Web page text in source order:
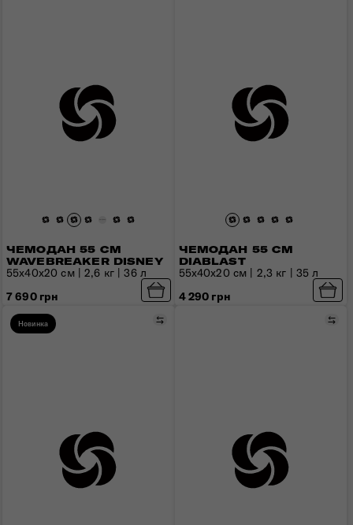
ЧЕМОДАН 55 СМ
WAVEBREAKER DISNEY
55х40х20 см | 2,6 кг | 36 л
7 690 грн
ЧЕМОДАН 55 СМ
DIABLAST
55x40x20 см | 2,3 кг | 35 л
4 290 грн
Новинка Сравнить